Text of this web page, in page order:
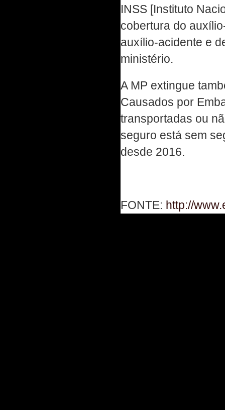
INSS [Instituto
cobertura do
auxílio-acidente e
ministério.
A MP extingue
Causados por
transportadas ou
seguro está sem
desde 2016.
FONTE: http://